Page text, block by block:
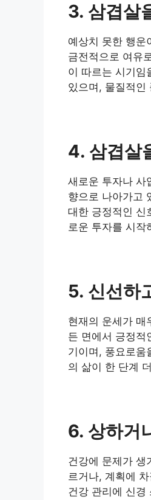
3. 삼겹살
예상치 못한 행운
금전적으로 여유
이 따르는 시기임
있으며, 물질적인
4. 삼겹살
새로운 투자나 사
향으로 나아가고
대한 긍정적인 신
로운 투자를 시작
5. 신선하
현재의 운세가 매
든 면에서 긍정적
기이며, 풍요로움
의 삶이 한 단계
6. 상하거
건강에 문제가 생
르거나, 계획에
건강 관리에 신경